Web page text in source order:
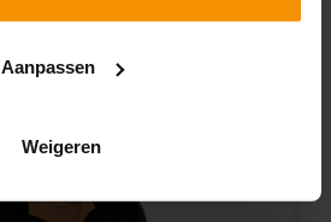
Aanpassen
Weigeren